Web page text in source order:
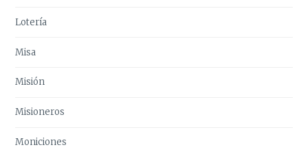
Lotería
Misa
Misión
Misioneros
Moniciones